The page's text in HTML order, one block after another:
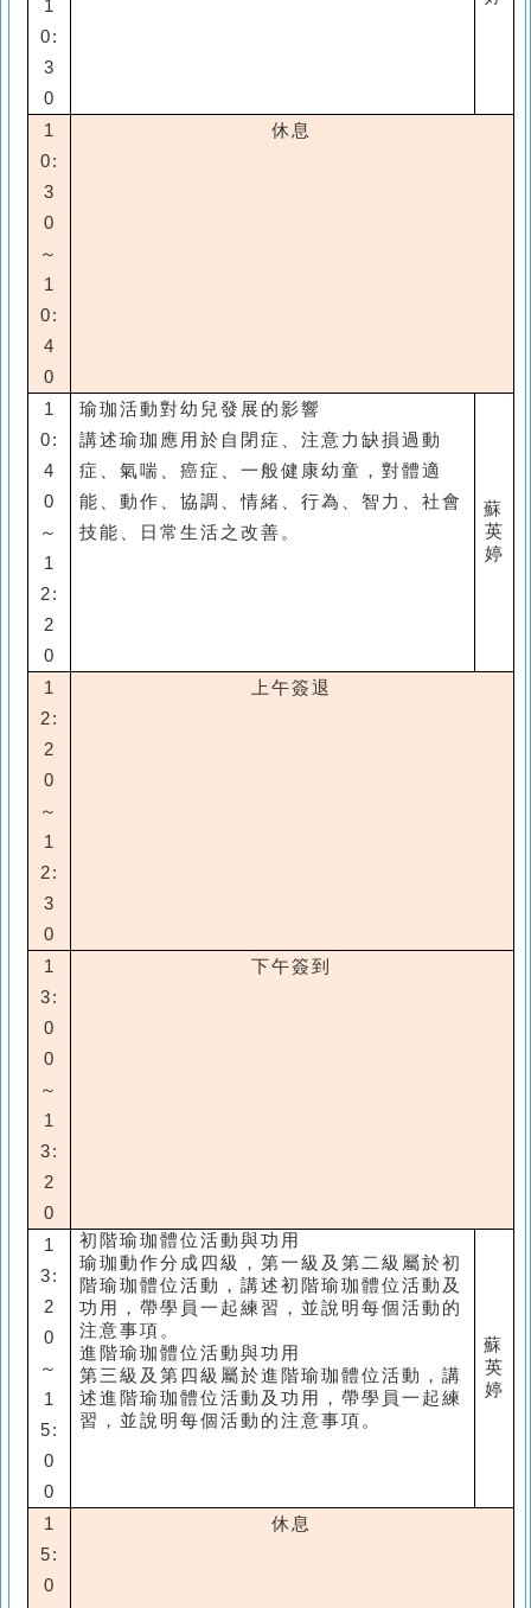
1
0:
3
0
1
0:
3
0
～
1
0:
4
0
休息
1
0:
4
0
～
1
2:
2
0
瑜珈活動對幼兒發展的影響
講述瑜珈應用於自閉症、注意力缺損過動
症、氣喘、癌症、一般健康幼童，對體適
能、動作、協調、情緒、行為、智力、社會
技能、日常生活之改善。
蘇
英
婷
1
2:
2
0
～
1
2:
3
0
上午簽退
1
3:
0
0
～
1
3:
2
0
下午簽到
1
3:
2
0
～
1
5:
0
0
初階瑜珈體位活動與功用
瑜珈動作分成四級，第一級及第二級屬於初
階瑜珈體位活動，講述初階瑜珈體位活動及
功用，帶學員一起練習，並說明每個活動的
注意事項。
進階瑜珈體位活動與功用
第三級及第四級屬於進階瑜珈體位活動，講
述進階瑜珈體位活動及功用，帶學員一起練
習，並說明每個活動的注意事項。
蘇
英
婷
1
5:
0
休息